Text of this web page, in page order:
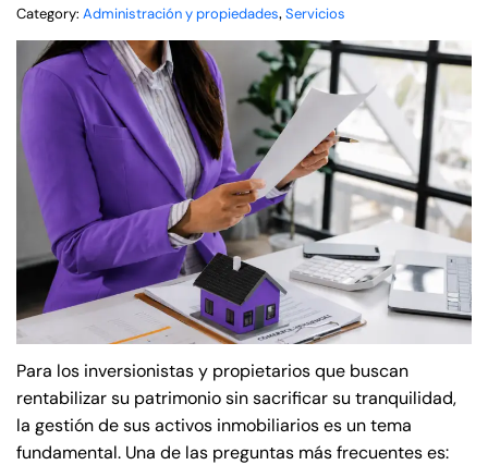
Category: Administración y propiedades, Servicios
Para los inversionistas y propietarios que buscan
rentabilizar su patrimonio sin sacrificar su tranquilidad,
la gestión de sus activos inmobiliarios es un tema
fundamental. Una de las preguntas más frecuentes es: